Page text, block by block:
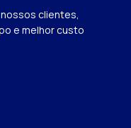
clientes,
e melhor custo